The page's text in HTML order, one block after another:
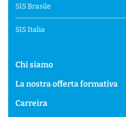
SIS Brasile
SIS Italia
Chi siamo
La nostra offerta formativa
Carreira